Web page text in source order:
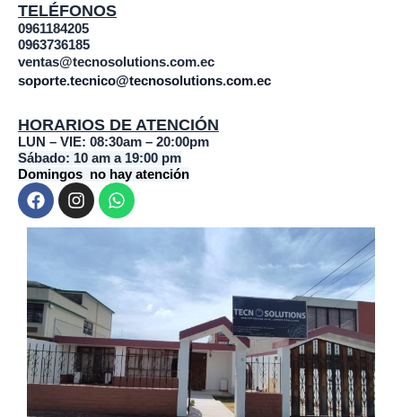
TELÉFONOS
0961184205
0963736185
ventas@tecnosolutions.com.ec
soporte.tecnico@tecnosolutions.com.ec
HORARIOS DE ATENCIÓN
LUN – VIE: 08:30am – 20:00pm
Sábado: 10 am a 19:00 pm
Domingos no hay atención
F
a
c
o
o
k
I
n
s
r
a
m
W
h
a
a